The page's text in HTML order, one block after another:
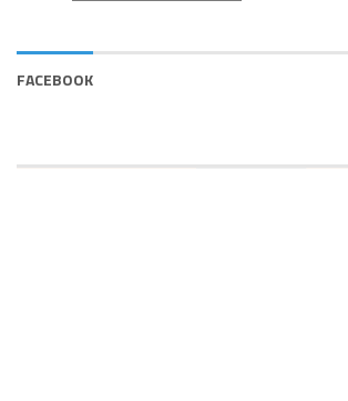
FACEBOOK